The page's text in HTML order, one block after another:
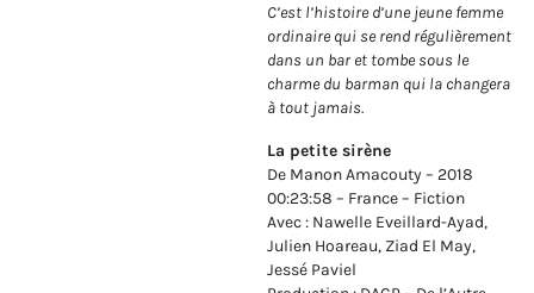
C’est l’histoire d’une jeune femme
ordinaire qui se rend régulièrement
dans un bar et tombe sous le
charme du barman qui la changera
à tout jamais.
La petite sirène
De Manon Amacouty – 2018
00:23:58 – France – Fiction
Avec : Nawelle Eveillard-Ayad,
Julien Hoareau, Ziad El May,
Jessé Paviel